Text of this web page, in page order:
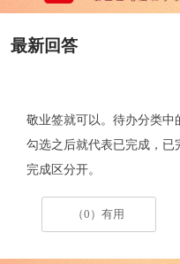
最新回答
敬业签就可以。 待办分类中
勾选之后就代表已完成，
完成区分开。
（0）有用